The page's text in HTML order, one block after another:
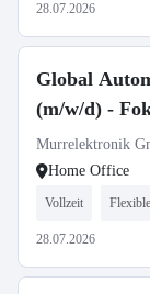
28.07.2026
Global
(m/w/d) -
Murrelektronik
Home Office
Vollzeit
28.07.2026